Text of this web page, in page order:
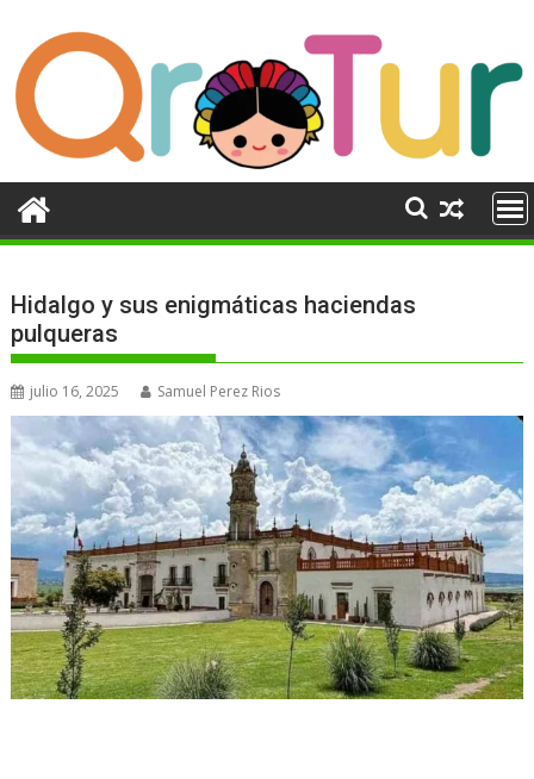
contenido
Hidalgo y sus enigmáticas haciendas
pulqueras
julio 16, 2025 Samuel Perez Rios